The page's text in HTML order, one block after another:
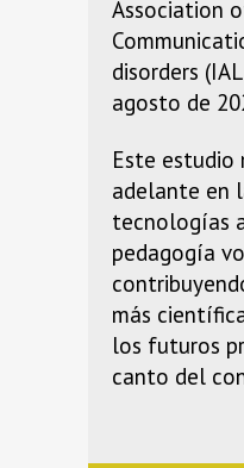
Association
disorders
agosto de
Este estudio
adelante en
tecnologías
pedagogía
más
los futuros
canto del